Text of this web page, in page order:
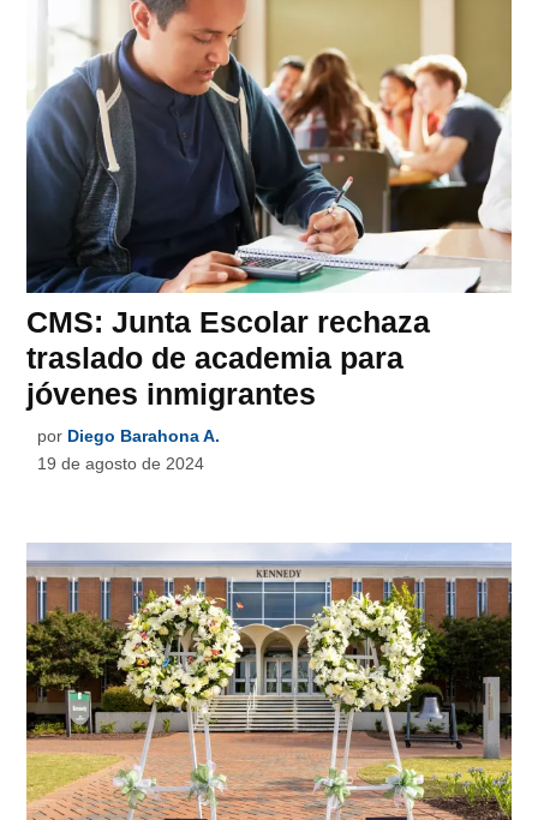
CMS: Junta Escolar rechaza
traslado de academia para
jóvenes inmigrantes
por Diego Barahona A.
19 de agosto de 2024